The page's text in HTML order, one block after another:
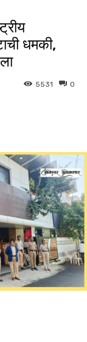
धमकी,
0
5531